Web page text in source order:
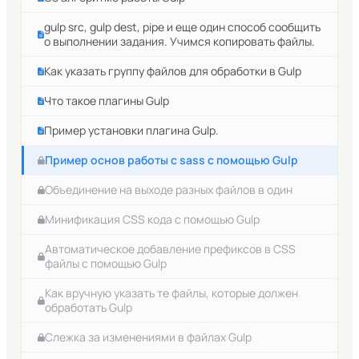
Командная строка. Копирование, переименование и
Работа с историей команд в linux
Понятие bin файла в операционной системе linux
Создание файлов и директорий в Linux
Команды для работы с командами linux
Удаление файлов и папок в Linux
Как скачивать файлы из Интернет в linux
О файлах конфигурации в Linux
Опции для команд в Linux
операционных системах
окружения
gulp src, gulp dest, pipe и еще один способ сообщить
о выполнении задания. Учимся копировать файлы.
Как указать группу файлов для обработки в Gulp
Что такое плагины Gulp
Пример установки плагина Gulp.
Пример основ работы с sass с помощью Gulp
Объединение на выходе разных файлов в один
Минификация CSS кода с помощью Gulp
Автоматическое добавление префиксов в CSS
файлы с помощью Gulp
Как вручную указать те файлы, которые должен
обработать Gulp
Слежка за изменениями в файлах Gulp